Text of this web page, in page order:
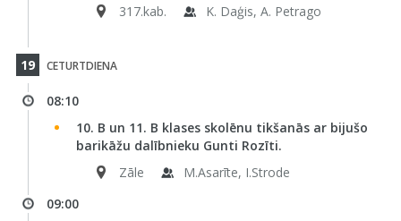
317.kab.
K. Daģis, A. Petrago
19 CETURTDIENA
08:10
10. B un 11. B klases skolēnu tikšanās ar bijušo
barikāžu dalībnieku Gunti Rozīti.
Zāle
M.Asarīte, I.Strode
09:00